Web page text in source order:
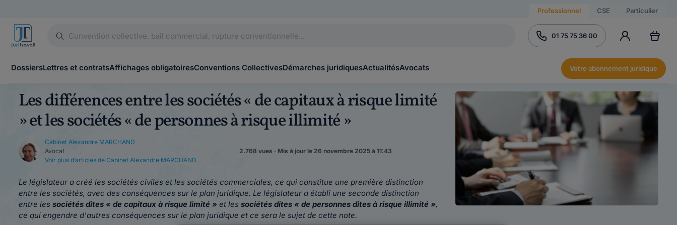
Professionnel CSE Particulier
01 75 75 36 00
DossiersLettres et contratsAffichages obligatoiresConventions CollectivesDémarches juridiquesActualitésAvocats Votre abonnement juridique
Les différences entre les sociétés « de capitaux à risque limité
» et les sociétés « de personnes à risque illimité »
Cabinet Alexandre MARCHAND
Avocat
Voir plus d’articles de Cabinet Alexandre MARCHAND
2.768 vues · Mis à jour le 26 novembre 2025 à 11:43
Le législateur a créé les sociétés civiles et les sociétés commerciales, ce qui constitue une première distinction
entre les sociétés, avec des conséquences sur le plan juridique. Le législateur a établi une seconde distinction
entre les sociétés dites « de capitaux à risque limité » et les sociétés dites « de personnes dites à risque illimité »,
ce qui engendre d'autres conséquences sur le plan juridique et ce sera le sujet de cette note.